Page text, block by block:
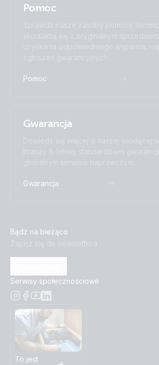
Pomoc
Sprawdź nasze zasoby pomocy
skontaktuj się z oryginalnym
uzyskania odpowiedniego wsparcia,
zgłoszeń gwarancyjnych.
Pomoc
Gwarancja
Dowiedz się więcej o naszej wiodącej w
branży 5-letniej standardowej gwarancji i
globalnym serwisie naprawczym.
Gwarancja
Bądź na bieżąco
Zapisz się do newslettera
Serwisy społecznościowe
To jest